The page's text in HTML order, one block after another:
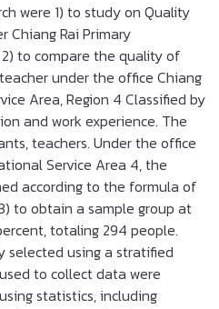
were 1) to study on Quality
Chiang Rai Primary
to compare the quality of
under the office Chiang
Area, Region 4 Classified by
and work experience. The
teachers. Under the office
Service Area 4, the
according to the formula of
to obtain a sample group at
totaling 294 people.
selected using a stratified
to collect data were
statistics, including